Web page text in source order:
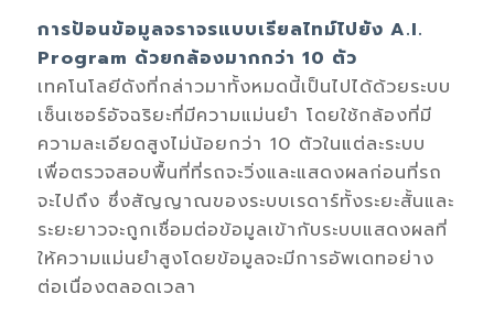
การป้อนข้อมูลจราจรแบบเรียลไทม์ไปยัง A.I.
Program ด้วยกล้องมากกว่า 10 ตัว
เทคโนโลยีดังที่กล่าวมาทั้งหมดนี้เป็นไปได้ด้วยระบบ
เซ็นเซอร์อัจฉริยะที่มีความแม่นยำ โดยใช้กล้องที่มี
ความละเอียดสูงไม่น้อยกว่า 10 ตัวในแต่ละระบบ
เพื่อตรวจสอบพื้นที่ที่รถจะวิ่งและแสดงผลก่อนที่รถ
จะไปถึง ซึ่งสัญญาณของระบบเรดาร์ทั้งระยะสั้นและ
ระยะยาวจะถูกเชื่อมต่อข้อมูลเข้ากับระบบแสดงผลที่
ให้ความแม่นยำสูงโดยข้อมูลจะมีการอัพเดทอย่าง
ต่อเนื่องตลอดเวลา